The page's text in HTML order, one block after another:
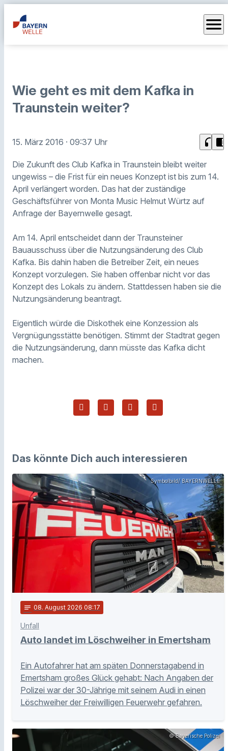
menu
Wie geht es mit dem Kafka in
Traunstein weiter?
15. März 2016 · 09:37 Uhr headphones chrome_reader_mode
Die Zukunft des Club Kafka in Traunstein bleibt weiter
ungewiss – die Frist für ein neues Konzept ist bis zum 14.
April verlängert worden. Das hat der zuständige
Geschäftsführer von Monta Music Helmut Würtz auf
Anfrage der Bayernwelle gesagt.
Am 14. April entscheidet dann der Traunsteiner
Bauausschuss über die Nutzungsänderung des Club
Kafka. Bis dahin haben die Betreiber Zeit, ein neues
Konzept vorzulegen. Sie haben offenbar nicht vor das
Konzept des Lokals zu ändern. Stattdessen haben sie die
Nutzungsänderung beantragt.
Eigentlich würde die Diskothek eine Konzession als
Vergnügungsstätte benötigen. Stimmt der Stadtrat gegen
die Nutzungsänderung, dann müsste das Kafka dicht
machen.
Das könnte Dich auch interessieren
Symbolbild/ BAYERNWELLE
notes 08. August 2026 08:17
Unfall
Auto landet im Löschweiher in Emertsham
Ein Autofahrer hat am späten Donnerstagabend in
Emertsham großes Glück gehabt: Nach Angaben der
Polizei war der 30-Jährige mit seinem Audi in einen
Löschweiher der Freiwilligen Feuerwehr gefahren.
© Bayerische Polizei